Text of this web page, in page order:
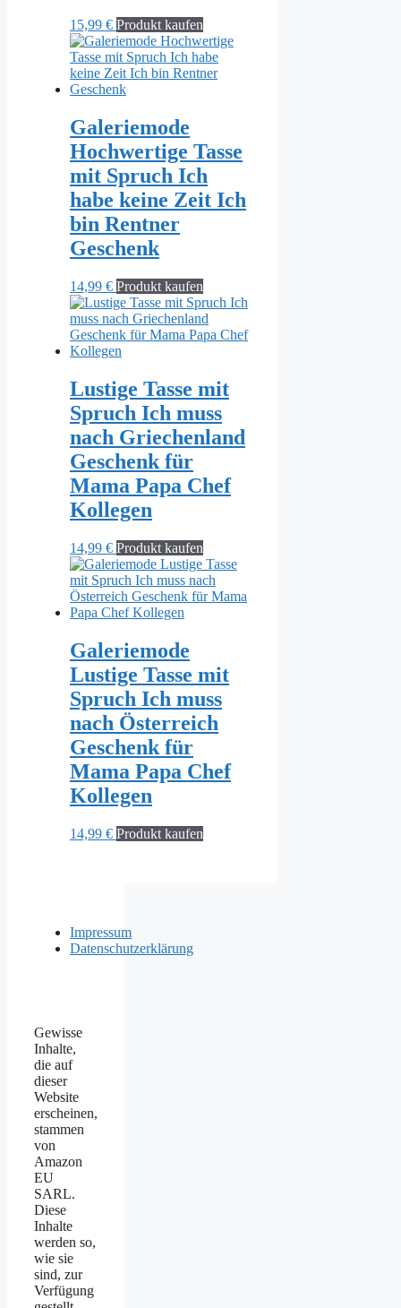
15,99 € Produkt kaufen
Galeriemode
Hochwertige Tasse
mit Spruch Ich
habe keine Zeit Ich
bin Rentner
Geschenk
14,99 € Produkt kaufen
Lustige Tasse mit
Spruch Ich muss
nach Griechenland
Geschenk für
Mama Papa Chef
Kollegen
14,99 € Produkt kaufen
Galeriemode
Lustige Tasse mit
Spruch Ich muss
nach Österreich
Geschenk für
Mama Papa Chef
Kollegen
14,99 € Produkt kaufen
Impressum
Datenschutzerklärung
Gewisse
Inhalte,
die auf
dieser
Website
erscheinen,
stammen
von
Amazon
EU
SARL.
Diese
Inhalte
werden so,
wie sie
sind, zur
Verfügung